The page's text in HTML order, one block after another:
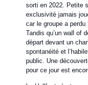
sorti en 2022. Petite
exclusivité jamais
car le groupe a perdu
Tandis qu’un wall of
départ devant un
spontanéité et
public. Une
pour ce jour est